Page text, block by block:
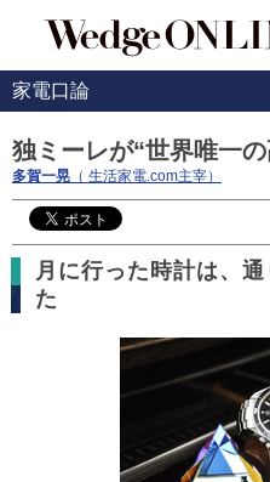
家電口論
独ミーレが“世界唯一
多賀一晃 （ 生活家電.com主宰）
月に行った時計は、
た